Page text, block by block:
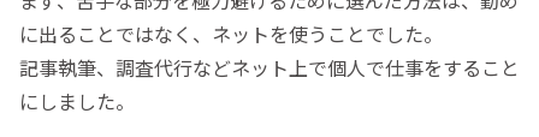
に出ることではなく、ネットを使うことでした。
記事執筆、調査代行などネット上で個人で仕事をすること
にしました。